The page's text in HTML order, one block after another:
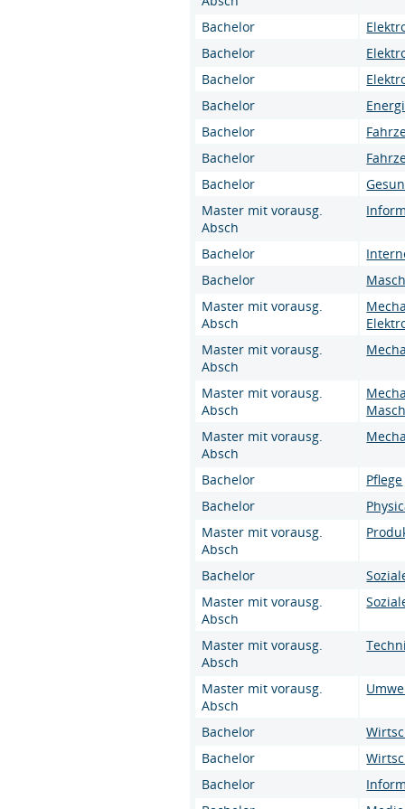
Bachelor
Bachelor
Bachelor
Bachelor
Bachelor
Bachelor
Bachelor
Master mit vorausg.
Absch
Bachelor
Bachelor
Master mit vorausg.
Absch
Master mit vorausg.
Absch
Master mit vorausg.
Absch
Master mit vorausg.
Absch
Bachelor
Pflege
Bachelor
Master mit vorausg.
Absch
Bachelor
Master mit vorausg.
Absch
Master mit vorausg.
Absch
Master mit vorausg.
Absch
Bachelor
Bachelor
Bachelor